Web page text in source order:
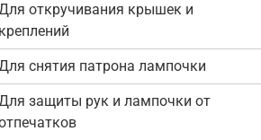
откручивания крышек и
креплений
снятия патрона лампочки
защиты рук и лампочки от